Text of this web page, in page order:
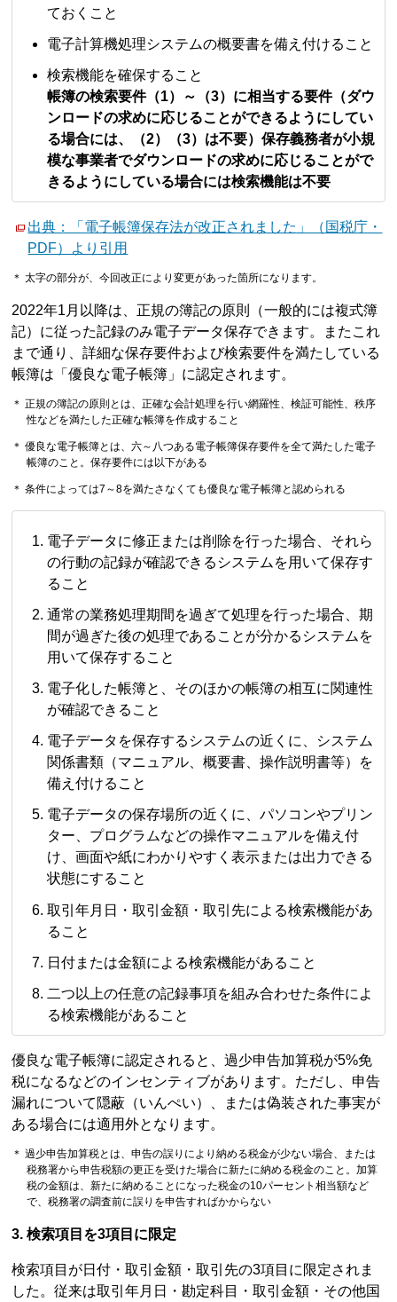
ておくこと
電子計算機処理システムの概要書を備え付けること
検索機能を確保すること
帳簿の検索要件（1）～（3）に相当する要件（ダウ
ンロードの求めに応じることができるようにしてい
る場合には、（2）（3）は不要）保存義務者が小規
模な事業者でダウンロードの求めに応じることがで
きるようにしている場合には検索機能は不要
出典：「電子帳簿保存法が改正されました」（国税庁・
PDF）より引用
＊ 太字の部分が、今回改正により変更があった箇所になります。
2022年1月以降は、正規の簿記の原則（一般的には複式簿
記）に従った記録のみ電子データ保存できます。またこれ
まで通り、詳細な保存要件および検索要件を満たしている
帳簿は「優良な電子帳簿」に認定されます。
＊ 正規の簿記の原則とは、正確な会計処理を行い網羅性、検証可能性、秩序
性などを満たした正確な帳簿を作成すること
＊ 優良な電子帳簿とは、六～八つある電子帳簿保存要件を全て満たした電子
帳簿のこと。保存要件には以下がある
＊ 条件によっては7～8を満たさなくても優良な電子帳簿と認められる
電子データに修正または削除を行った場合、それら
の行動の記録が確認できるシステムを用いて保存す
ること
通常の業務処理期間を過ぎて処理を行った場合、期
間が過ぎた後の処理であることが分かるシステムを
用いて保存すること
電子化した帳簿と、そのほかの帳簿の相互に関連性
が確認できること
電子データを保存するシステムの近くに、システム
関係書類（マニュアル、概要書、操作説明書等）を
備え付けること
電子データの保存場所の近くに、パソコンやプリン
ター、プログラムなどの操作マニュアルを備え付
け、画面や紙にわかりやすく表示または出力できる
状態にすること
取引年月日・取引金額・取引先による検索機能があ
ること
日付または金額による検索機能があること
二つ以上の任意の記録事項を組み合わせた条件によ
る検索機能があること
優良な電子帳簿に認定されると、過少申告加算税が5%免
税になるなどのインセンティブがあります。ただし、申告
漏れについて隠蔽（いんぺい）、または偽装された事実が
ある場合には適用外となります。
＊ 過少申告加算税とは、申告の誤りにより納める税金が少ない場合、または
税務署から申告税額の更正を受けた場合に新たに納める税金のこと。加算
税の金額は、新たに納めることになった税金の10パーセント相当額など
で、税務署の調査前に誤りを申告すればかからない
3. 検索項目を3項目に限定
検索項目が日付・取引金額・取引先の3項目に限定されま
した。従来は取引年月日・勘定科目・取引金額・その他国